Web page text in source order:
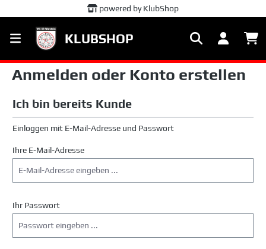
powered by KlubShop
KLUBSHOP
Anmelden oder Konto erstellen
Ich bin bereits Kunde
Einloggen mit E-Mail-Adresse und Passwort
Ihre E-Mail-Adresse
Ihr Passwort